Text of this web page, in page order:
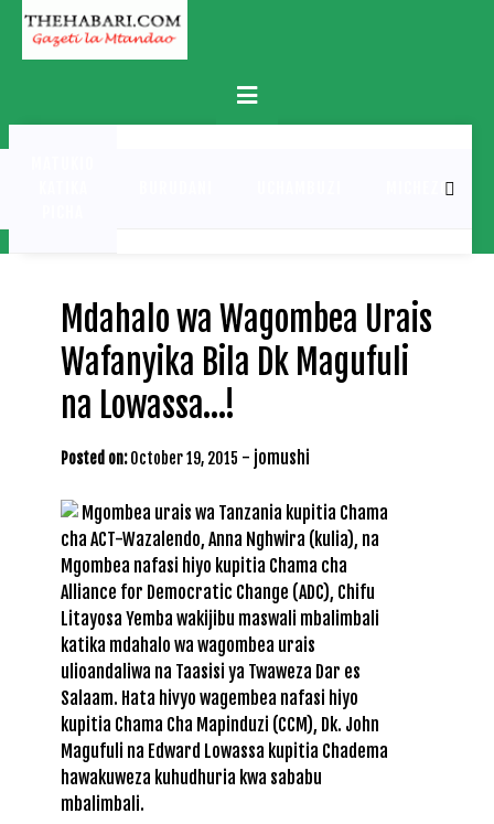
Skip
content
Primary
Menu
MICHEZO
Mdahalo wa Wagombea Urais
Wafanyika Bila Dk Magufuli
na Lowassa…!
Posted on: October 19, 2015 - jomushi